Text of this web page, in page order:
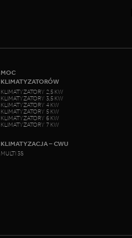
MOC
KLIMATYZATORÓW
KLIMATYZATORY 2,5 KW
KLIMATYZATORY 3,5 KW
KLIMATYZATORY 4 KW
KLIMATYZATORY 5 KW
KLIMATYZATORY 6 KW
KLIMATYZATORY 7 KW
KLIMATYZACJA – CWU
MULTI 3S